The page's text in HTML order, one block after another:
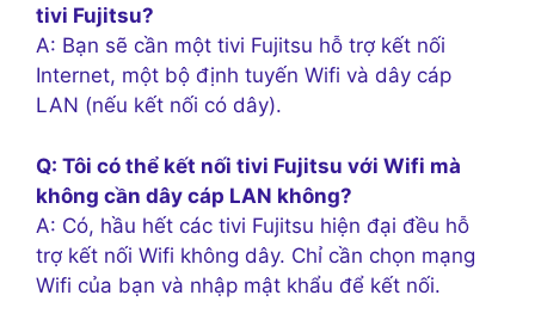
tivi Fujitsu?
A: Bạn sẽ cần một tivi Fujitsu hỗ trợ kết nối
Internet, một bộ định tuyến Wifi và dây cáp
LAN (nếu kết nối có dây).
Q: Tôi có thể kết nối tivi Fujitsu với Wifi mà
không cần dây cáp LAN không?
A: Có, hầu hết các tivi Fujitsu hiện đại đều hỗ
trợ kết nối Wifi không dây. Chỉ cần chọn mạng
Wifi của bạn và nhập mật khẩu để kết nối.